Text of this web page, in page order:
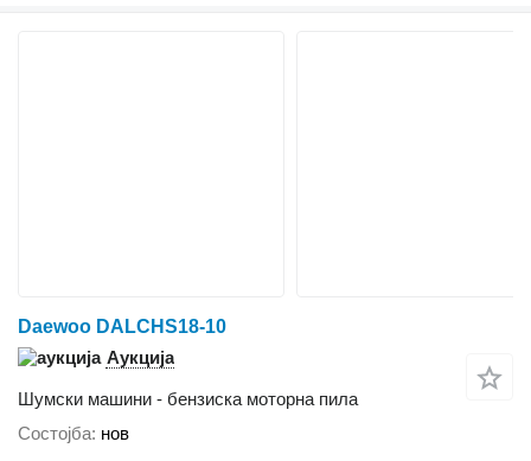
Daewoo DALCHS18-10
Аукција
Шумски машини - бензиска моторна пила
Состојба нов